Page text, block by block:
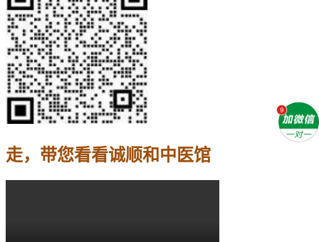
走，带您看看诚顺和中医馆